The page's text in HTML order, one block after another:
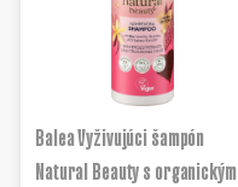
Balea Vyživujúci šampón
Natural Beauty s organickým